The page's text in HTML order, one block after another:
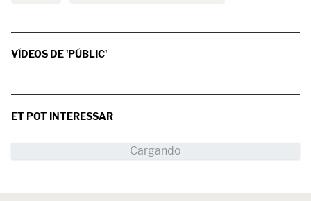
VÍDEOS DE 'PÚBLIC'
ET POT INTERESSAR